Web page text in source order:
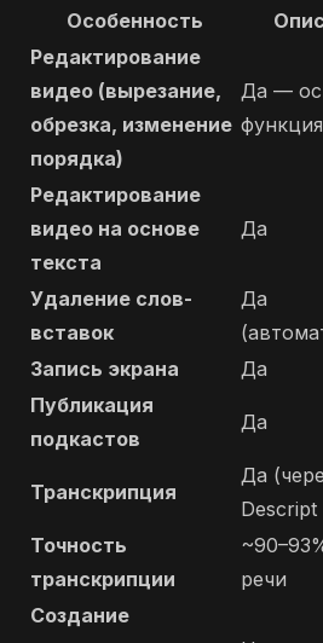
Особенность
Редактирование
видео (вырезание,
обрезка, изменение
порядка)
Да —
функция
Редактирование
видео на основе
текста
Да
Удаление слов-
вставок
Да
Запись экрана Да
Публикация
подкастов
Да
Транскрипция
Да
Descript
Точность
транскрипции
речи
Создание